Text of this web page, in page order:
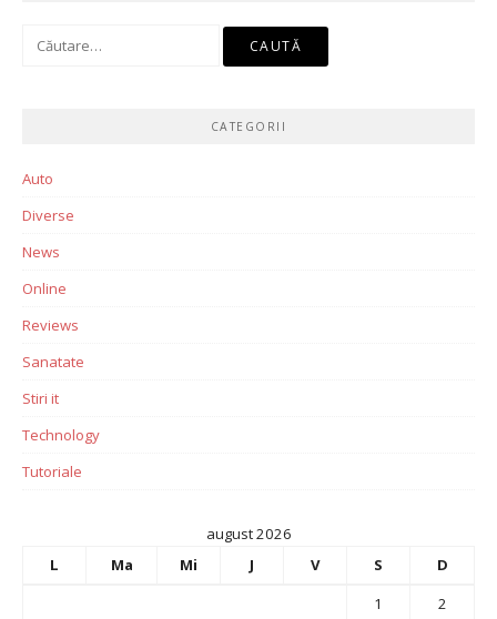
Caută
CATEGORII
Auto
Diverse
News
Online
Reviews
Sanatate
Stiri it
Technology
Tutoriale
august 2026
L
Ma Mi J V S
D
1
2